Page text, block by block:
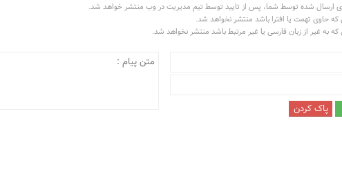
ارسال شده توسط شما، پس از تایید توسط تیم مدیریت در وب منتشر خواهد شد.
که حاوی تهمت یا افترا باشد منتشر نخواهد شد.
که به غیر از زبان فارسی یا غیر مرتبط باشد منتشر نخواهد شد.